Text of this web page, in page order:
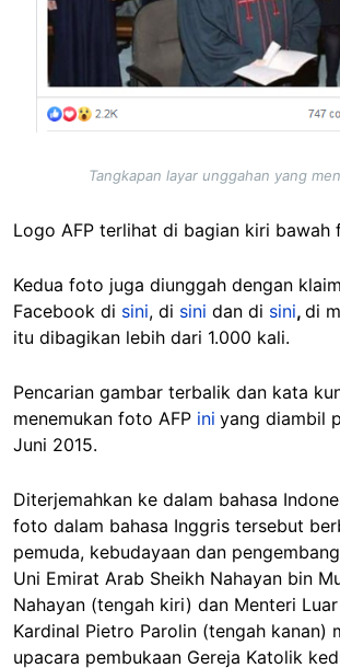
Tangkapan layar unggahan yang
Logo AFP terlihat di bagian kiri bawah
Kedua foto juga diunggah dengan
Facebook di sini, di sini dan di sini, di
itu dibagikan lebih dari 1.000 kali.
Pencarian gambar terbalik dan kata
menemukan foto AFP ini yang diambil
Juni 2015.
Diterjemahkan ke dalam bahasa
foto dalam bahasa Inggris tersebut
pemuda, kebudayaan dan
Uni Emirat Arab Sheikh Nahayan bin
Nahayan (tengah kiri) dan Menteri
Kardinal Pietro Parolin (tengah kanan)
upacara pembukaan Gereja Katolik